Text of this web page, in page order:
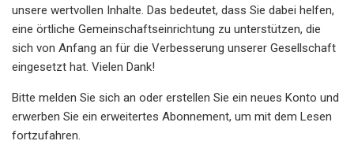
unsere wertvollen Inhalte. Das bedeutet, dass Sie dabei helfen,
eine örtliche Gemeinschaftseinrichtung zu unterstützen, die
sich von Anfang an für die Verbesserung unserer Gesellschaft
eingesetzt hat. Vielen Dank!
Bitte melden Sie sich an oder erstellen Sie ein neues Konto und
erwerben Sie ein erweitertes Abonnement, um mit dem Lesen
fortzufahren.